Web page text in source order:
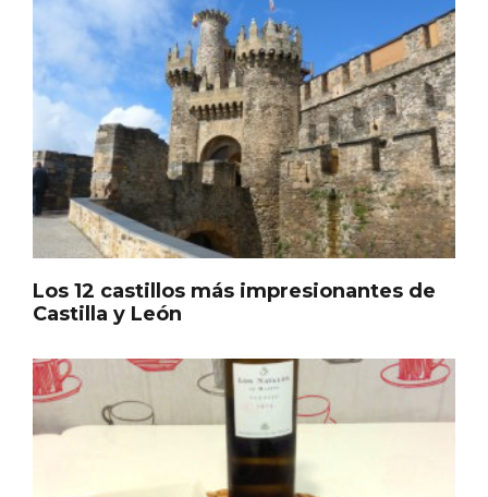
Los 12 castillos más impresionantes de
Castilla y León
ganchillo de Moradillo de Roa